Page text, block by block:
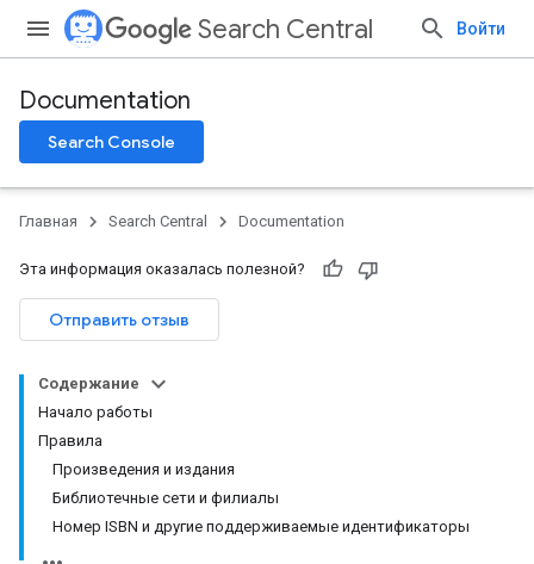
Search Central Войти
Documentation
Search Console
Главная Search Central Documentation
Эта информация оказалась полезной?
Отправить отзыв
Содержание
Начало работы
Правила
Произведения и издания
Библиотечные сети и филиалы
Номер ISBN и другие поддерживаемые идентификаторы